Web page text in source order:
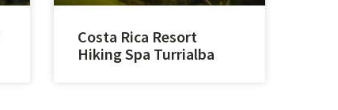
Costa Rica Resort
Hiking Spa Turrialba